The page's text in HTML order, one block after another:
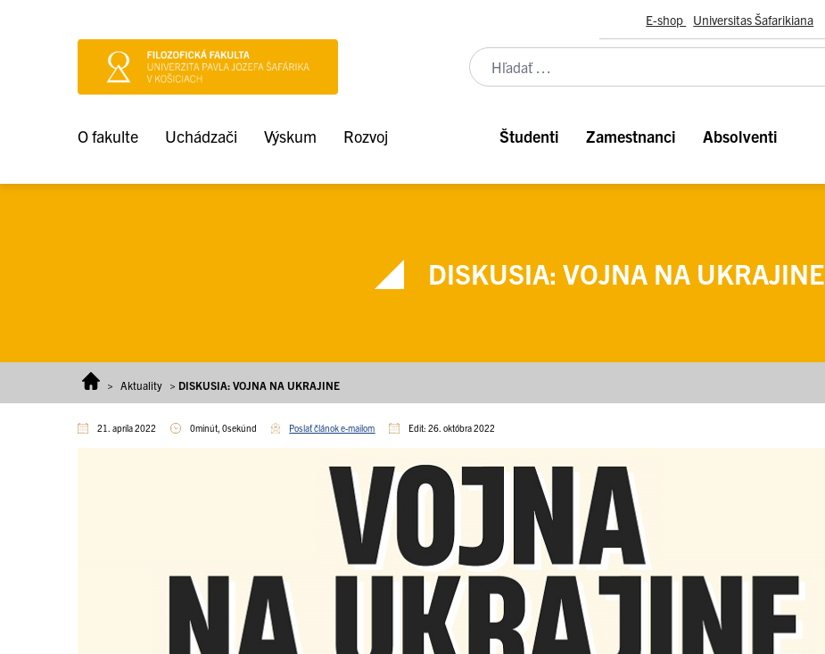
E-shop Universitas Šafarikiana
O fakulte Uchádzači Výskum Rozvoj Študenti Zamestnanci Absolventi
DISKUSIA: VOJNA NA UKRAJINE
> Aktuality > DISKUSIA: VOJNA NA UKRAJINE
21. apríla 2022 0minút, 0sekúnd Poslať článok e-mailom Edit: 26. októbra 2022